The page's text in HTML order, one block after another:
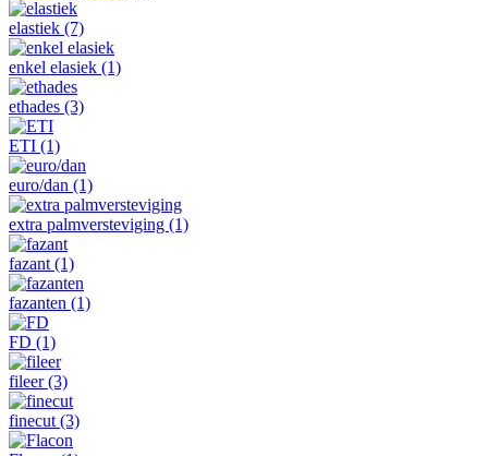
elastiek (7)
enkel elasiek (1)
ethades (3)
ETI (1)
euro/dan (1)
extra palmversteviging (1)
fazant (1)
fazanten (1)
FD (1)
fileer(3)
finecut (3)